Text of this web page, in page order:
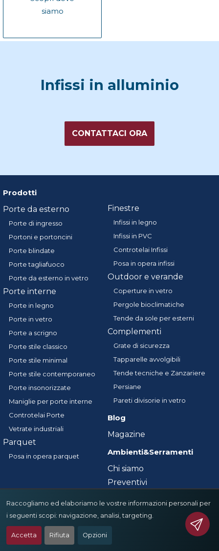
Raccogliamo ed elaboriamo le vostre informazioni personali per
i seguenti scopi: navigazione, analisi, targeting
Accetta Rifiuta Opzioni
siamo
Infissi in alluminio
CONTATTACI ORA
Prodotti
Porte da esterno
Porte di ingresso
Portoni e portoncini
Porte blindate
Porte tagliafuoco
Porte da esterno in vetro
Porte interne
Porte in legno
Porte in vetro
Porte a scrigno
Porte stile classico
Porte stile minimal
Porte stile contemporaneo
Porte insonorizzate
Maniglie per porte interne
Controtelai Porte
Vetrate industriali
Parquet
Posa in opera parquet
Finestre
Infissi in legno
Infissi in PVC
Controtelai Infissi
Posa in opera infissi
Outdoor e verande
Coperture in vetro
Pergole bioclimatiche
Tende da sole per esterni
Complementi
Grate di sicurezza
Tapparelle avvolgibili
Tende tecniche e Zanzariere
Persiane
Pareti divisorie in vetro
Blog
Magazine
Ambienti&Serramenti
Chi siamo
Preventivi